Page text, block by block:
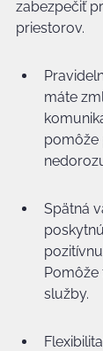
zabezpečiť
priestorov.
máte
pomôže
Spätná
Pomôže
služby.